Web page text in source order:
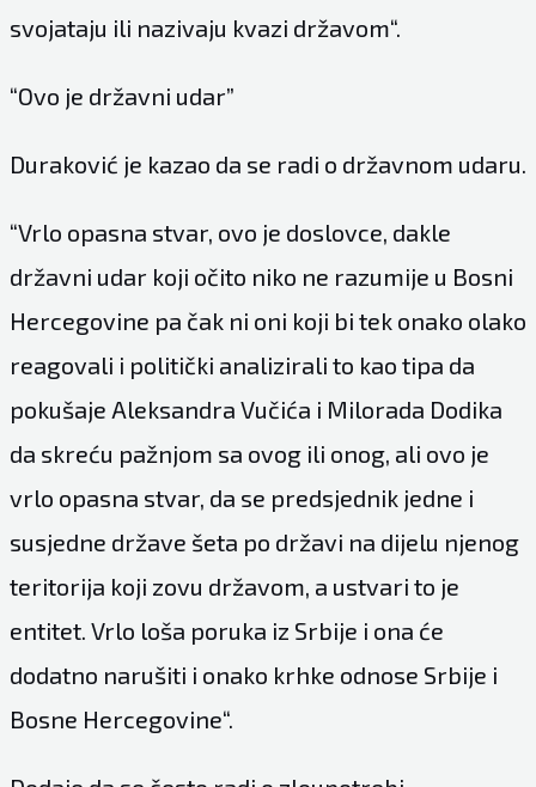
svojataju ili nazivaju kvazi državom“.
“Ovo je državni udar”
Duraković je kazao da se radi o državnom udaru.
“Vrlo opasna stvar, ovo je doslovce, dakle
državni udar koji očito niko ne razumije u Bosni
Hercegovine pa čak ni oni koji bi tek onako olako
reagovali i politički analizirali to kao tipa da
pokušaje Aleksandra Vučića i Milorada Dodika
da skreću pažnjom sa ovog ili onog, ali ovo je
vrlo opasna stvar, da se predsjednik jedne i
susjedne države šeta po državi na dijelu njenog
teritorija koji zovu državom, a ustvari to je
entitet. Vrlo loša poruka iz Srbije i ona će
dodatno narušiti i onako krhke odnose Srbije i
Bosne Hercegovine“.